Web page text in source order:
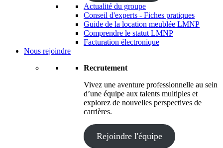
Actualité du groupe
Conseil d'experts - Fiches pratiques
Guide de la location meublée LMNP
Comprendre le statut LMNP
Facturation électronique
Nous rejoindre
Recrutement
Vivez une aventure professionnelle au sein
d’une équipe aux talents multiples et
explorez de nouvelles perspectives de
carrières.
Rejoindre l'équipe